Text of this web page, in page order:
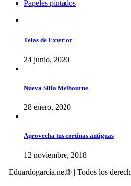
Papeles pintados
Telas de Exterior
24 junio, 2020
Nueva Silla Melbourne
28 enero, 2020
Aprovecha tus cortinas antiguas
12 noviembre, 2018
Eduardogarcía.net® | Todos los